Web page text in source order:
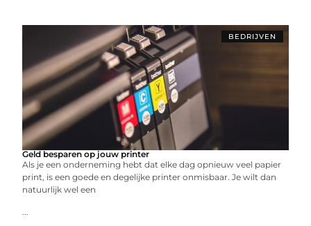
BEDRIJVEN
Geld besparen op jouw printer
Als je een onderneming hebt dat elke dag opnieuw veel papier
print, is een goede en degelijke printer onmisbaar. Je wilt dan
natuurlijk wel een
...